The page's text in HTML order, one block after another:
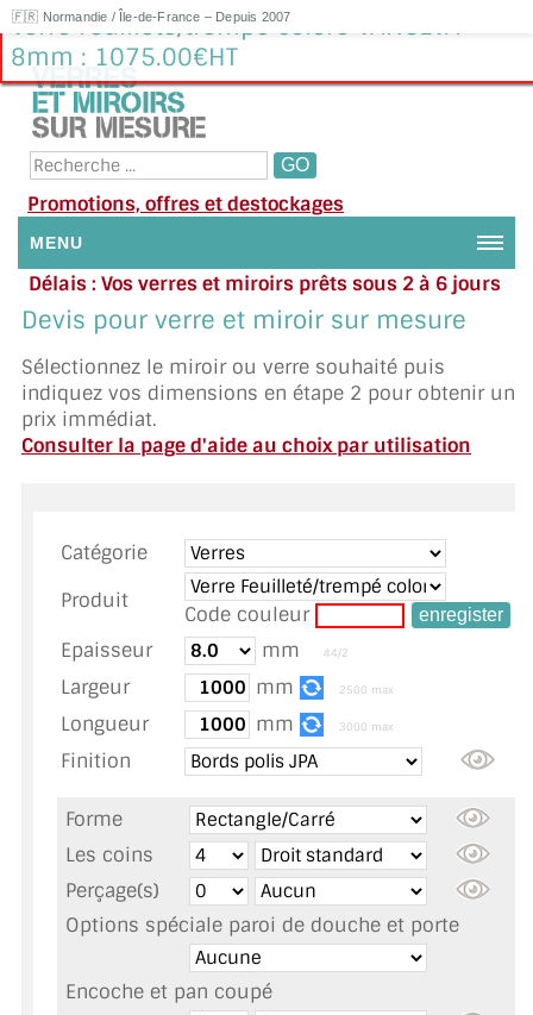
🇫🇷 Normandie / Île-de-France – Depuis 2007
Verre Feuilleté/trempé coloré VANCEVA
8mm : 1075.00€HT
Promotions, offres et destockages
MENU
NOUS CONTACTER
DEMANDE DE DEVIS
SUIVI DE DEVIS
TOUS LES TARIFS AU M2
GUIDE : CHOIX PAR UTILISATION
INSPIRATIONS ET NOUVEAUTÉS
AMBIANCE LAITON BROSSÉ
MIROIRS VIEILLIS AMBIANCE BRASSERIE
MIROIR SUR MESURE
MIROIR DÉCORATIF DE COULEUR
LOTS DE MIROIRS EN MOZAÏQUE
Délais : Vos verres et miroirs prêts sous 2 à 6 jours
en moyenne
Besoin d'aide ?
Appelez ou envoyez un SMS au 06 79 92 33 38
Devis pour verre et miroir sur mesure
Sélectionnez le miroir ou verre souhaité puis
indiquez vos dimensions en étape 2 pour obtenir un
prix immédiat.
Consulter la page d'aide au choix par utilisation
Catégorie
Produit
Code couleur
Epaisseur
mm 44/2
Largeur mm 2500 max
Longueur mm 3000 max
Finition
Forme
Les coins
Perçage(s)
Options spéciale paroi de douche et porte
Encoche et pan coupé